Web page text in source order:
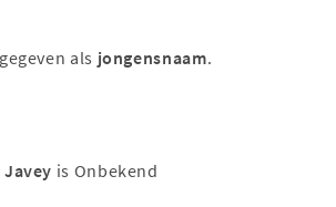
als jongensnaam.
Javey is Onbekend